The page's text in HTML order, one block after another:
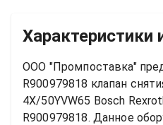
Характеристики
ООО "Промпоставка"
R900979818 клапан
4X/50YVW65 Bosch
R900979818. Данное